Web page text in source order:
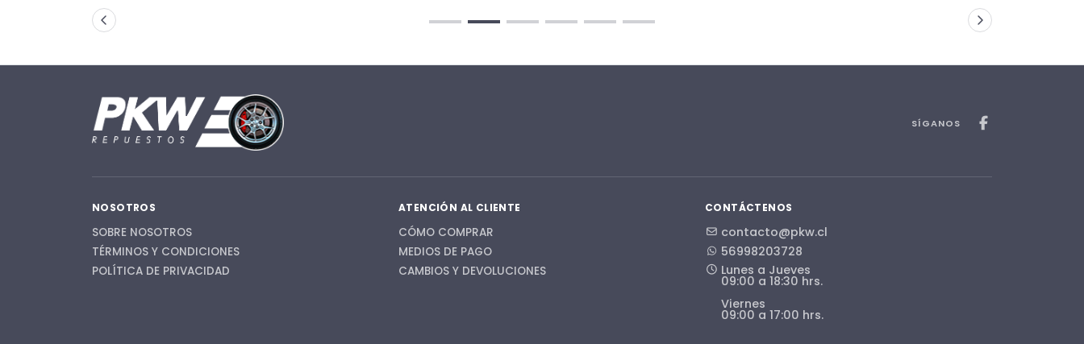
SÍGANOS
NOSOTROS
SOBRE NOSOTROS
TÉRMINOS Y CONDICIONES
POLÍTICA DE PRIVACIDAD
ATENCIÓN AL CLIENTE
CÓMO COMPRAR
MEDIOS DE PAGO
CAMBIOS Y DEVOLUCIONES
CONTÁCTENOS
contacto@pkw.cl
56998203728
Lunes a Jueves
09:00 a 18:30 hrs.
Viernes
09:00 a 17:00 hrs.